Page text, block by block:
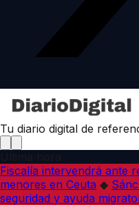
Tu diario digital de
Fiscalía intervendrá ante
menores en Ceuta ◆
seguridad y ayuda